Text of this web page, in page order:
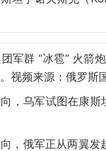
团军群 “冰雹” 火
视频来源：俄罗斯
，乌军试图在康
，俄军正从两翼